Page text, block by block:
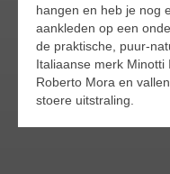
hangen en heb je nog
aankleden op een
de praktische, puur-
Italiaanse merk
Roberto Mora en
stoere uitstraling.